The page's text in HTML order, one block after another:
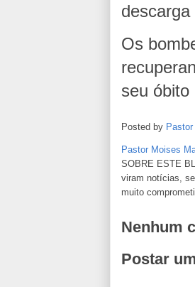
Os
seu óbito
Posted by
Pastor Moises
SOBRE ESTE
viram notícias,
muito
Nenhum
Postar